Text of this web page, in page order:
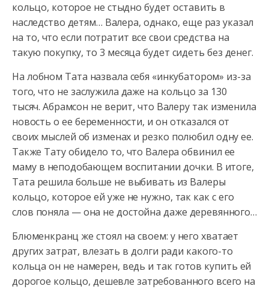
кольцо, которое не стыдно будет оставить в
наследство детям… Валера, однако, еще раз указал
на то, что если потратит все свои средства на
такую покупку, то 3 месяца будет сидеть без денег.
На лобном Тата назвала себя «инкубатором» из-за
того, что не заслужила даже на кольцо за 130
тысяч. Абрамсон не верит, что Валеру так изменила
новость о ее беременности, и он отказался от
своих мыслей об изменах и резко полюбил одну ее.
Также Тату обидело то, что Валера обвинил ее
маму в неподобающем воспитании дочки. В итоге,
Тата решила больше не выбивать из Валеры
кольцо, которое ей уже не нужно, так как с его
слов поняла — она не достойна даже деревянного…
Блюменкранц же стоял на своем: у него хватает
других затрат, влезать в долги ради какого-то
кольца он не намерен, ведь и так готов купить ей
дорогое кольцо, дешевле затребованного всего на